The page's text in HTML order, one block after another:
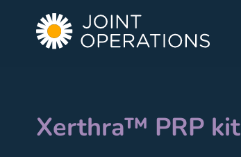
Xerthra™ PRP kit